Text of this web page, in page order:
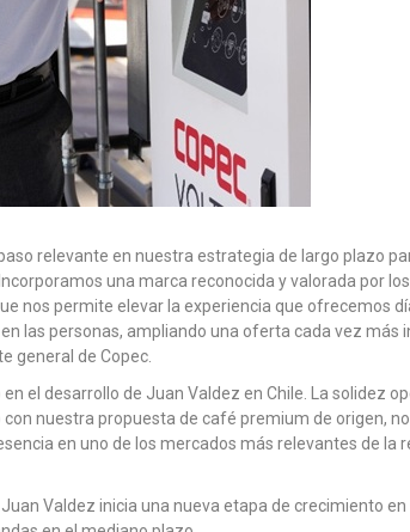
relevante en nuestra estrategia de largo plazo
una marca reconocida y valorada por
nos permite elevar la experiencia que ofrecemos
las personas, ampliando una oferta cada vez más
general de Copec.
el desarrollo de Juan Valdez en Chile. La solidez
con nuestra propuesta de café premium de origen,
en uno de los mercados más relevantes de la
Valdez inicia una nueva etapa de crecimiento en